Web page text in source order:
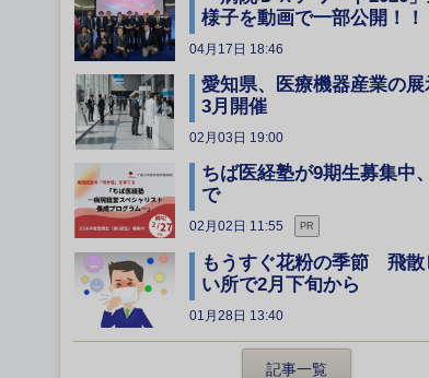
様子を動画で一部公開！！
04月17日 18:46
愛知県、医療機器産業の
3月開催
02月03日 19:00
ちば医経塾が9期生募集中
で
02月02日 11:55 PR
もうすぐ花粉の季節 飛散
い所で2月下旬から
01月28日 13:40
記事一覧